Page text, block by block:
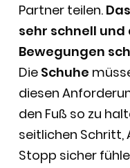
Partner teilen.
sehr schnell
Bewegungen
Die Schuhe
diesen
den Fuß so zu
seitlichen
Stopp sicher